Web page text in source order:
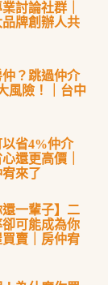
討論社群｜
牌創辦人共
仲？跳過仲介
風險！｜台中
以省4%仲介
還更高價｜
來了
還一輩子】二
可能成為你
賣｜房仲宥